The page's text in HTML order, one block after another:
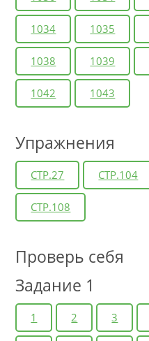
1034 1035
1038 1039
1042 1043
Упражнения
СТР.27 СТР.104
СТР.108
Проверь себя
Задание 1
1 2 3